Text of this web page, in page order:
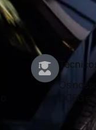
Os
DGEG e